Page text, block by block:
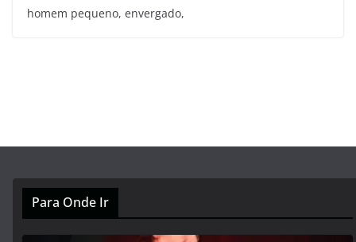
homem pequeno, envergado,
Para Onde Ir